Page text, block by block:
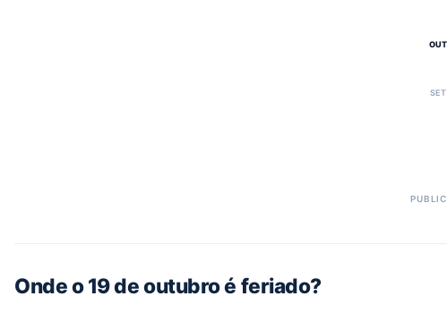
SET
OUT
Onde o 19 de outubro é feriado?